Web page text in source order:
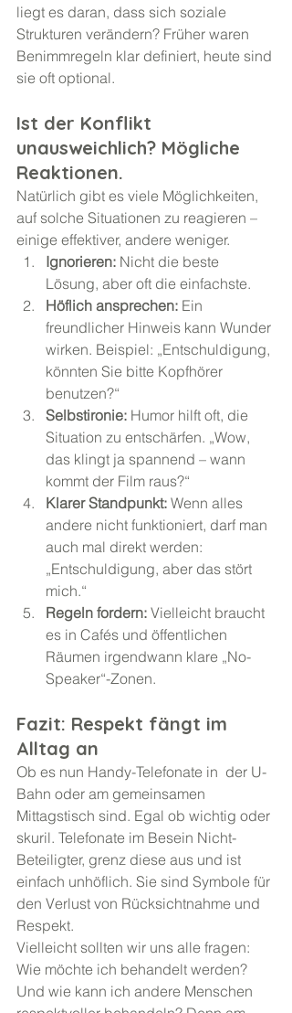
liegt es daran, dass sich soziale
Strukturen verändern? Früher waren
Benimmregeln klar definiert, heute sind
sie oft optional.
Ist der Konflikt
unausweichlich? Mögliche
Reaktionen.
Natürlich gibt es viele Möglichkeiten,
auf solche Situationen zu reagieren –
einige effektiver, andere weniger.
Ignorieren: Nicht die beste
Lösung, aber oft die einfachste.
Höflich ansprechen: Ein
freundlicher Hinweis kann Wunder
wirken. Beispiel: „Entschuldigung,
könnten Sie bitte Kopfhörer
benutzen?“
Selbstironie: Humor hilft oft, die
Situation zu entschärfen. „Wow,
das klingt ja spannend – wann
kommt der Film raus?“
Klarer Standpunkt: Wenn alles
andere nicht funktioniert, darf man
auch mal direkt werden:
„Entschuldigung, aber das stört
mich.“
Regeln fordern: Vielleicht braucht
es in Cafés und öffentlichen
Räumen irgendwann klare „No-
Speaker“-Zonen.
Fazit: Respekt fängt im
Alltag an
Ob es nun Handy-Telefonate in  der U-
Bahn oder am gemeinsamen
Mittagstisch sind. Egal ob wichtig oder
skuril. Telefonate im Besein Nicht-
Beteiligter, grenz diese aus und ist
einfach unhöflich. Sie sind Symbole für
den Verlust von Rücksichtnahme und
Respekt.
Vielleicht sollten wir uns alle fragen:
Wie möchte ich behandelt werden?
Und wie kann ich andere Menschen